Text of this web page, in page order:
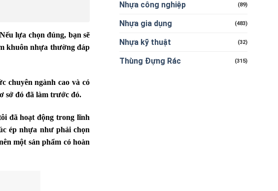
lựa chọn đúng, bạn sẽ
khuôn nhựa thường đáp
chuyên ngành cao và có
sở đó đã làm trước đó.
đã hoạt động trong lĩnh
ép nhựa như phải chọn
một sản phẩm có hoàn
Nhựa công nghiệp (89)
Nhựa gia dụng (483)
Nhựa kỹ thuật (32)
Thùng Đựng Rác (315)